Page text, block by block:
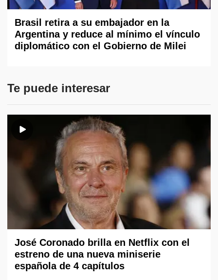
Brasil retira a su embajador en la
Argentina y reduce al mínimo el vínculo
diplomático con el Gobierno de Milei
Te puede interesar
José Coronado brilla en Netflix con el
estreno de una nueva miniserie
española de 4 capítulos